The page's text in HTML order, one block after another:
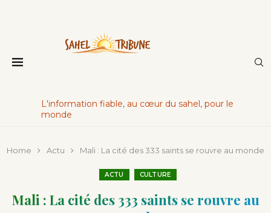
L'information fiable, au cœur du sahel, pour le
monde
Home Actu Mali : La cité des 333 saints se rouvre au monde
ACTU CULTURE
Mali : La cité des 333 saints se rouvre au